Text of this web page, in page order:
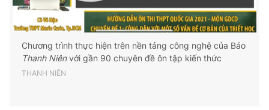
Chương trình thực hiện trên nền tảng công nghệ của Báo
Thanh Niênvới gần 90 chuyên đề ôn tập kiến thức
THANH NIÊN